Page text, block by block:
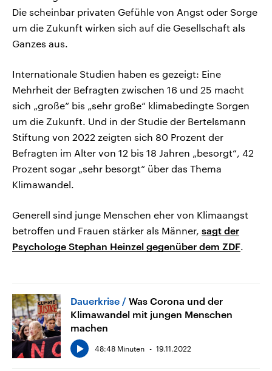
Die scheinbar privaten Gefühle von Angst oder Sorge
um die Zukunft wirken sich auf die Gesellschaft als
Ganzes aus.
Internationale Studien haben es gezeigt: Eine
Mehrheit der Befragten zwischen 16 und 25 macht
sich „große“ bis „sehr große“ klimabedingte Sorgen
um die Zukunft. Und in der Studie der Bertelsmann
Stiftung von 2022 zeigten sich 80 Prozent der
Befragten im Alter von 12 bis 18 Jahren „besorgt“, 42
Prozent sogar „sehr besorgt“ über das Thema
Klimawandel.
Generell sind junge Menschen eher von Klimaangst
betroffen und Frauen stärker als Männer, sagt der
Psychologe Stephan Heinzel gegenüber dem ZDF
Dauerkrise
Was Corona und der
Klimawandel mit jungen Menschen
machen
48:48 Minuten 19.11.2022